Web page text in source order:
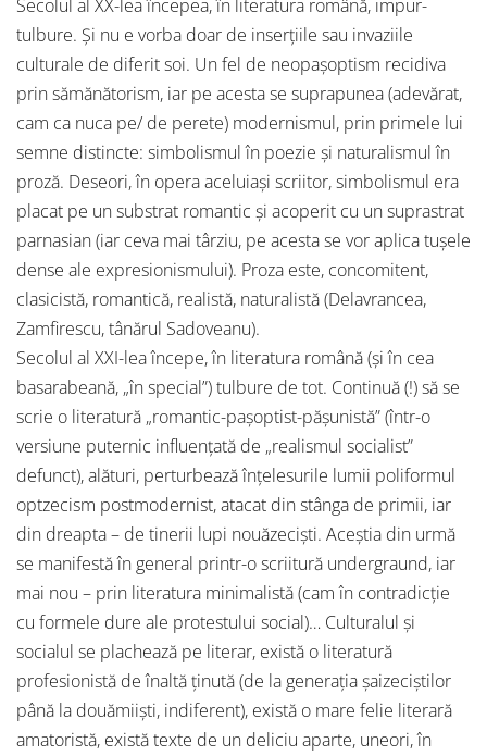
Secolul al XX-lea începea, în literatura română, impur-
tulbure. Şi nu e vorba doar de inserţiile sau invaziile
culturale de diferit soi. Un fel de neopaşoptism recidiva
prin sămănătorism, iar pe acesta se suprapunea (adevărat,
cam ca nuca pe/ de perete) modernismul, prin primele lui
semne distincte: simbolismul în poezie şi naturalismul în
proză. Deseori, în opera aceluiaşi scriitor, simbolismul era
placat pe un substrat romantic şi acoperit cu un suprastrat
parnasian (iar ceva mai târziu, pe acesta se vor aplica tuşele
dense ale expresionismului). Proza este, concomitent,
clasicistă, romantică, realistă, naturalistă (Delavrancea,
Zamfirescu, tânărul Sadoveanu).
Secolul al XXI-lea începe, în literatura română (şi în cea
basarabeană, „în special”) tulbure de tot. Continuă (!) să se
scrie o literatură „romantic-paşoptist-păşunistă” (într-o
versiune puternic influenţată de „realismul socialist”
defunct), alături, perturbează înţelesurile lumii poliformul
optzecism postmodernist, atacat din stânga de primii, iar
din dreapta – de tinerii lupi nouăzecişti. Aceştia din urmă
se manifestă în general printr-o scriitură undergraund, iar
mai nou – prin literatura minimalistă (cam în contradicţie
cu formele dure ale protestului social)… Culturalul şi
socialul se plachează pe literar, există o literatură
profesionistă de înaltă ţinută (de la generaţia şaizeciştilor
până la douămiişti, indiferent), există o mare felie literară
amatoristă, există texte de un deliciu aparte, uneori, în